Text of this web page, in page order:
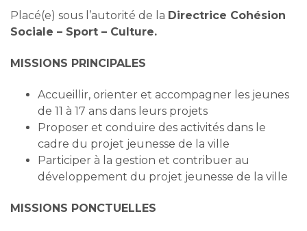
Placé(e) sous l’autorité de la Directrice Cohésion
Sociale – Sport – Culture.
MISSIONS PRINCIPALES
Accueillir, orienter et accompagner les jeunes
de 11 à 17 ans dans leurs projets
Proposer et conduire des activités dans le
cadre du projet jeunesse de la ville
Participer à la gestion et contribuer au
développement du projet jeunesse de la ville
MISSIONS PONCTUELLES